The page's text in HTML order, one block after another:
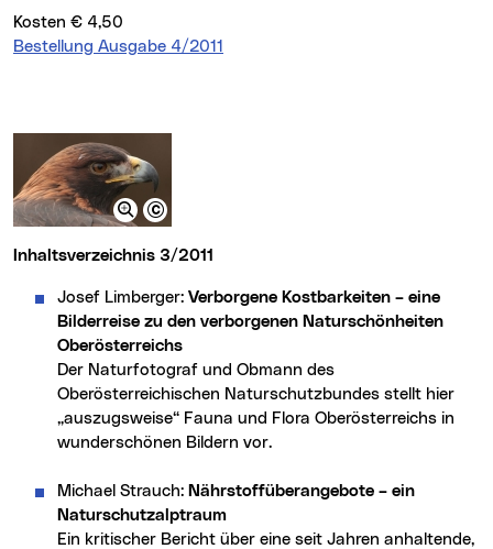
Kosten € 4,50
Bestellung Ausgabe 4/2011
Inhaltsverzeichnis 3/2011
Josef Limberger: Verborgene Kostbarkeiten – eine
Bilderreise zu den verborgenen Naturschönheiten
Oberösterreichs
Der Naturfotograf und Obmann des
Oberösterreichischen Naturschutzbundes stellt hier
„auszugsweise“ Fauna und Flora Oberösterreichs in
wunderschönen Bildern vor.
Michael Strauch: Nährstoffüberangebote – ein
Naturschutzalptraum
Ein kritischer Bericht über eine seit Jahren anhaltende,